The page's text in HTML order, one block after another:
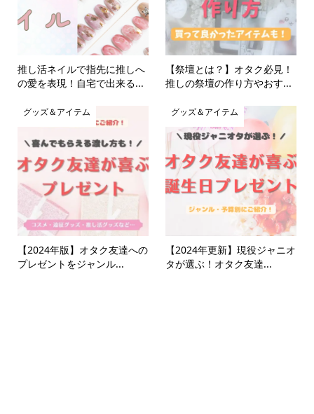
推し活ネイルで指先に推しへ
の愛を表現！自宅で出来る...
【祭壇とは？】オタク必見！
推しの祭壇の作り方やおす...
グッズ＆アイテム
【2024年版】オタク友達への
プレゼントをジャンル...
グッズ＆アイテム
【2024年更新】現役ジャニオ
タが選ぶ！オタク友達...